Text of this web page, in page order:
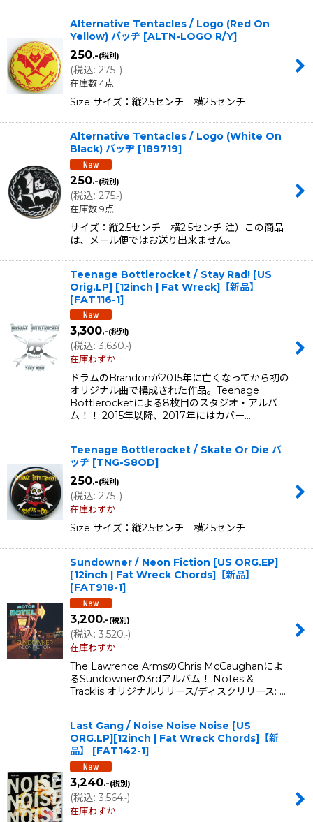
Alternative Tentacles / Logo (Red On
Yellow) バッヂ [ALTN-LOGO R/Y]
250.-(税別)
(税込: 275.-)
在庫数 4点
Size サイズ：縦2.5センチ 横2.5センチ
Alternative Tentacles / Logo (White On
Black) バッヂ [189719]
250.-(税別)
(税込: 275.-)
在庫数 9点
サイズ：縦2.5センチ 横2.5センチ 注）この商品
は、メール便ではお送り出来ません。
Teenage Bottlerocket / Stay Rad! [US
Orig.LP] [12inch | Fat Wreck]【新品】
[FAT116-1]
3,300.-(税別)
(税込: 3,630.-)
在庫わずか
ドラムのBrandonが2015年に亡くなってから初の
オリジナル曲で構成された作品。Teenage
Bottlerocketによる8枚目のスタジオ・アルバ
ム！！ 2015年以降、2017年にはカバー…
Teenage Bottlerocket / Skate Or Die バ
ッヂ [TNG-S8OD]
250.-(税別)
(税込: 275.-)
在庫わずか
Size サイズ：縦2.5センチ 横2.5センチ
Sundowner / Neon Fiction [US ORG.EP]
[12inch | Fat Wreck Chords]【新品】
[FAT918-1]
3,200.-(税別)
(税込: 3,520.-)
在庫わずか
The Lawrence ArmsのChris McCaughanによ
るSundownerの3rdアルバム！ Notes &
Tracklis オリジナルリリース/ディスクリリース: …
Last Gang / Noise Noise Noise [US
ORG.LP][12inch | Fat Wreck Chords]【新
品】
[FAT142-1]
3,240.-(税別)
(税込: 3,564.-)
在庫わずか